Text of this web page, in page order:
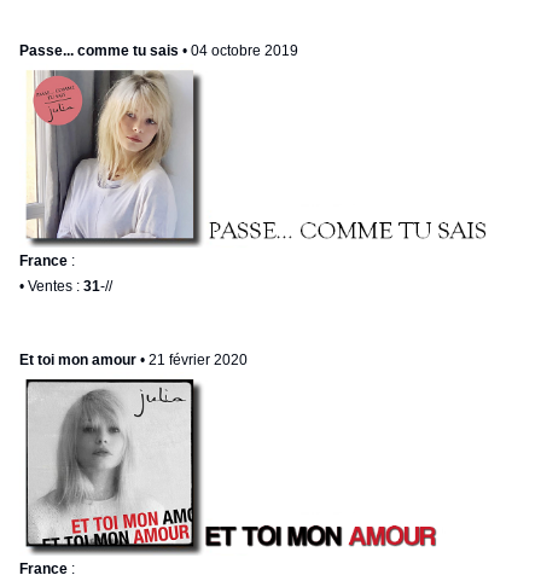
Passe... comme tu sais • 04 octobre 2019
France :
• Ventes : 31-//
Et toi mon amour • 21 février 2020
France :